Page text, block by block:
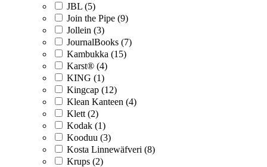
JBL (5)
Join the Pipe (9)
Jollein (3)
JournalBooks (7)
Kambukka (15)
Karst® (4)
KING (1)
Kingcap (12)
Klean Kanteen (4)
Klett (2)
Kodak (1)
Kooduu (3)
Kosta Linnewäfveri (8)
Krups (2)